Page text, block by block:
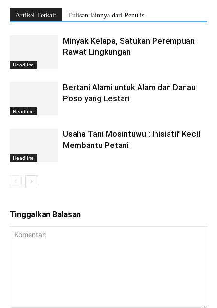
Artikel Terkait Tulisan lainnya dari Penulis
Headline
Minyak Kelapa, Satukan Perempuan
Rawat Lingkungan
Headline
Bertani Alami untuk Alam dan Danau
Poso yang Lestari
Headline
Usaha Tani Mosintuwu : Inisiatif Kecil
Membantu Petani
Tinggalkan Balasan